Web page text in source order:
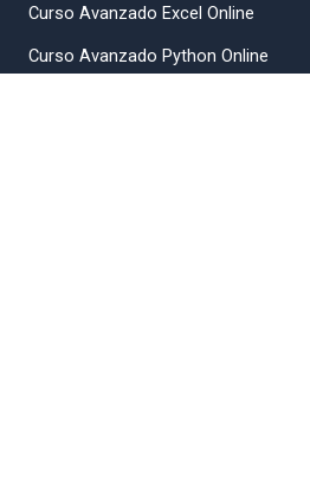
Curso Avanzado Excel Online
Curso Avanzado Python Online